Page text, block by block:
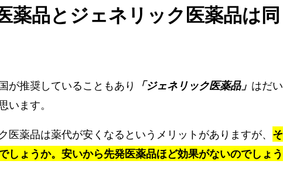
薬品とジェネリック医薬品は同
が推奨していることもあり 「ジェネリック医薬品」 はだい
ます。
薬品は薬代が安くなるというメリットがありますが、 そ
しょうか。安いから先発医薬品ほど効果がないのでしょう